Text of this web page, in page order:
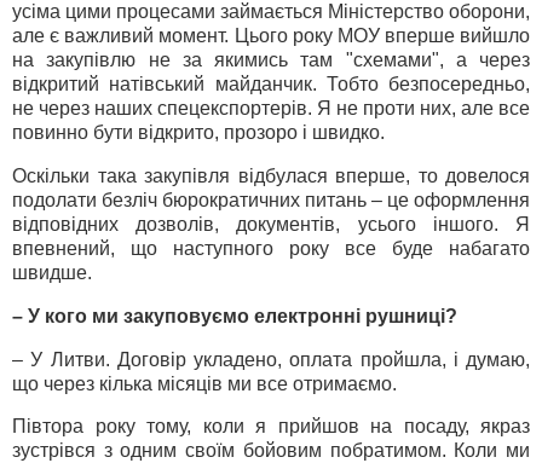
усіма цими процесами займається Міністерство оборони,
але є важливий момент. Цього року МОУ вперше вийшло
на закупівлю не за якимись там "схемами", а через
відкритий натівський майданчик. Тобто безпосередньо,
не через наших спецекспортерів. Я не проти них, але все
повинно бути відкрито, прозоро і швидко.
Оскільки така закупівля відбулася вперше, то довелося
подолати безліч бюрократичних питань – це оформлення
відповідних дозволів, документів, усього іншого. Я
впевнений, що наступного року все буде набагато
швидше.
– У кого ми закуповуємо електронні рушниці?
– У Литви. Договір укладено, оплата пройшла, і думаю,
що через кілька місяців ми все отримаємо.
Півтора року тому, коли я прийшов на посаду, якраз
зустрівся з одним своїм бойовим побратимом. Коли ми